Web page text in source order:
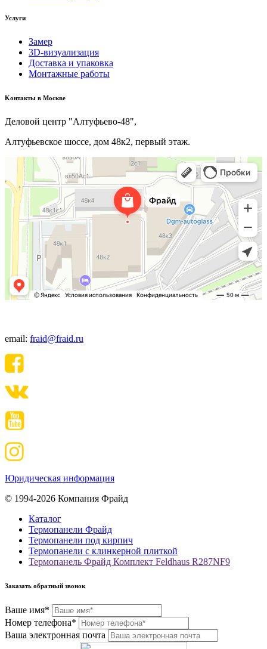
Услуги
Замер
3D-визуализация
Доставка и упаковка
Монтажные работы
Kонтакты в Москве
Деловой центр "Алтуфьево-48",
Алтуфьевское шоссе, дом 48к2, первый этаж.
email: fraid@fraid.ru
Юридическая информация
© 1994-2026 Компания Фрайд
Каталог
Термопанели Фрайд
Термопанели под кирпич
Термопанели с клинкерной плиткой
Термопанель Фрайд Комплект Feldhaus R287NF9
Заказать обратный звонок
Ваше имя*
Номер телефона*
Ваша электронная почта